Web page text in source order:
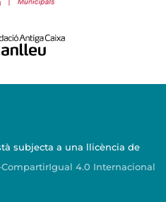
subjecta a una llicència de
4.0 Internacional